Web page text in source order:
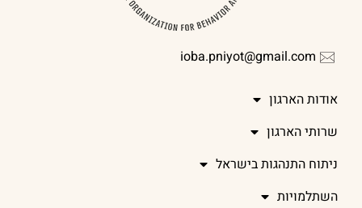
ioba.pniyot@gmail.com
אודות הארגון
שרותי הארגון
ניתוח התנהגות בישראל
השתלמויות